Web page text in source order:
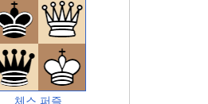
체스 퍼즐